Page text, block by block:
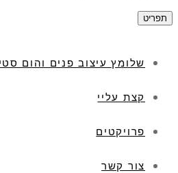
תפריט
שלומץ עיצוב פנים והום
קצת עליי
פרויקטים
צור קשר